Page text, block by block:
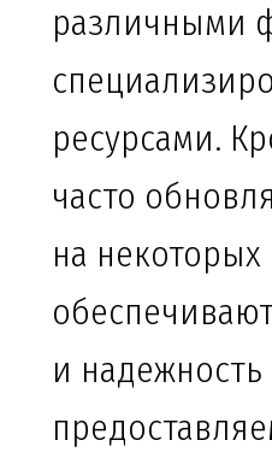
различными
ресурсами.
часто
на некоторых
и надежность